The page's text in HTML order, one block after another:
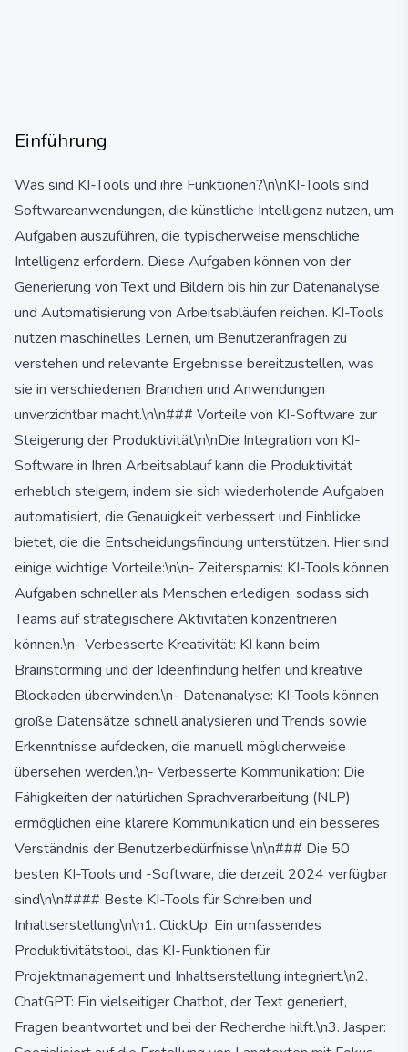
Einführung
Was sind KI-Tools und ihre Funktionen?\n\nKI-Tools sind
Softwareanwendungen, die künstliche Intelligenz nutzen, um
Aufgaben auszuführen, die typischerweise menschliche
Intelligenz erfordern. Diese Aufgaben können von der
Generierung von Text und Bildern bis hin zur Datenanalyse
und Automatisierung von Arbeitsabläufen reichen. KI-Tools
nutzen maschinelles Lernen, um Benutzeranfragen zu
verstehen und relevante Ergebnisse bereitzustellen, was
sie in verschiedenen Branchen und Anwendungen
unverzichtbar macht.\n\n### Vorteile von KI-Software zur
Steigerung der Produktivität\n\nDie Integration von KI-
Software in Ihren Arbeitsablauf kann die Produktivität
erheblich steigern, indem sie sich wiederholende Aufgaben
automatisiert, die Genauigkeit verbessert und Einblicke
bietet, die die Entscheidungsfindung unterstützen. Hier sind
einige wichtige Vorteile:\n\n- Zeitersparnis: KI-Tools können
Aufgaben schneller als Menschen erledigen, sodass sich
Teams auf strategischere Aktivitäten konzentrieren
können.\n- Verbesserte Kreativität: KI kann beim
Brainstorming und der Ideenfindung helfen und kreative
Blockaden überwinden.\n- Datenanalyse: KI-Tools können
große Datensätze schnell analysieren und Trends sowie
Erkenntnisse aufdecken, die manuell möglicherweise
übersehen werden.\n- Verbesserte Kommunikation: Die
Fähigkeiten der natürlichen Sprachverarbeitung (NLP)
ermöglichen eine klarere Kommunikation und ein besseres
Verständnis der Benutzerbedürfnisse.\n\n### Die 50
besten KI-Tools und -Software, die derzeit 2024 verfügbar
sind\n\n#### Beste KI-Tools für Schreiben und
Inhaltserstellung\n\n1. ClickUp: Ein umfassendes
Produktivitätstool, das KI-Funktionen für
Projektmanagement und Inhaltserstellung integriert.\n2.
ChatGPT: Ein vielseitiger Chatbot, der Text generiert,
Fragen beantwortet und bei der Recherche hilft.\n3. Jasper: